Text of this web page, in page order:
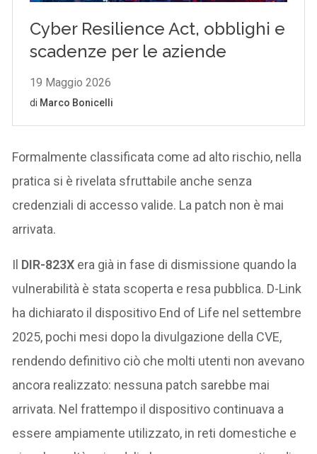
Formalmente classificata come ad alto rischio, nella
pratica si è rivelata sfruttabile anche senza
credenziali di accesso valide. La patch non è mai
arrivata.
Il DIR-823X era già in fase di dismissione quando la
vulnerabilità è stata scoperta e resa pubblica. D-Link
ha dichiarato il dispositivo End of Life nel settembre
2025, pochi mesi dopo la divulgazione della CVE,
rendendo definitivo ciò che molti utenti non avevano
ancora realizzato: nessuna patch sarebbe mai
arrivata. Nel frattempo il dispositivo continuava a
essere ampiamente utilizzato, in reti domestiche e